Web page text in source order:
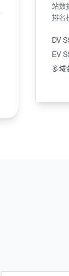
站数
排名
DV
EV
多域